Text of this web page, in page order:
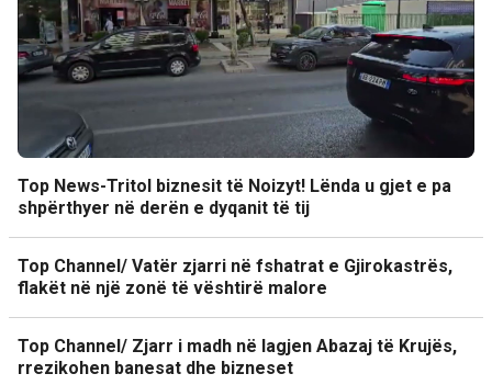
Top News-Tritol biznesit të Noizyt! Lënda u gjet e pa
shpërthyer në derën e dyqanit të tij
Top Channel/ Vatër zjarri në fshatrat e Gjirokastrës,
flakët në një zonë të vështirë malore
Top Channel/ Zjarr i madh në lagjen Abazaj të Krujës,
rrezikohen banesat dhe bizneset